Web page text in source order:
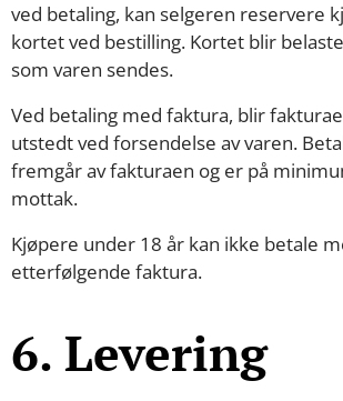
ved betaling, kan selgeren reservere
kortet ved bestilling. Kortet blir
som varen sendes.
Ved betaling med faktura, blir
utstedt ved forsendelse av varen.
fremgår av fakturaen og er på
mottak.
Kjøpere under 18 år kan ikke betale
etterfølgende faktura.
6. Levering